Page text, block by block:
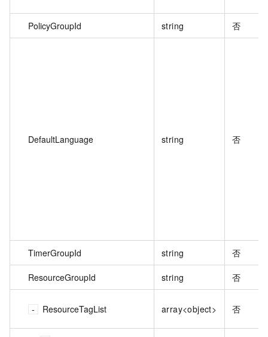
PolicyGroupId string 否
DefaultLanguage string 否
TimerGroupId string 否
ResourceGroupId string 否
ResourceTagList array<object> 否